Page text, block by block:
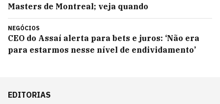
Masters de Montreal; veja quando
NEGÓCIOS
CEO do Assaí alerta para bets e juros: ‘Não era
para estarmos nesse nível de endividamento’
EDITORIAS